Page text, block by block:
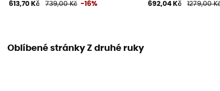
613,70 Kč 739,00 Kč -16% 692,04 Kč 1279,00
Oblíbené stránky Z druhé ruky